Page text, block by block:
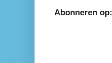
Abonneren op: